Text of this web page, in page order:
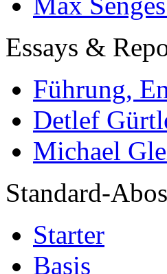
Essays &
Führung,
Detlef
Michael
Standard-Abos
Starter
Basis